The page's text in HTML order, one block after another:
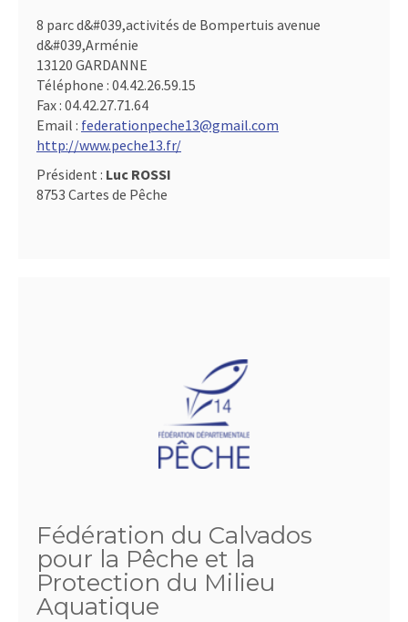
8 parc d&#039,activités de Bompertuis avenue
d&#039,Arménie
13120 GARDANNE
Téléphone : 04.42.26.59.15
Fax : 04.42.27.71.64
Email : federationpeche13@gmail.com
http://www.peche13.fr/
Président : Luc ROSSI
8753 Cartes de Pêche
Fédération du Calvados
pour la Pêche et la
Protection du Milieu
Aquatique